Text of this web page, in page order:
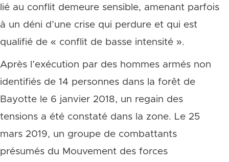
lié au conflit demeure sensible, amenant parfois
à un déni d’une crise qui perdure et qui est
qualifié de « conflit de basse intensité ».
Après l’exécution par des hommes armés non
identifiés de 14 personnes dans la forêt de
Bayotte le 6 janvier 2018, un regain des
tensions a été constaté dans la zone. Le 25
mars 2019, un groupe de combattants
présumés du Mouvement des forces